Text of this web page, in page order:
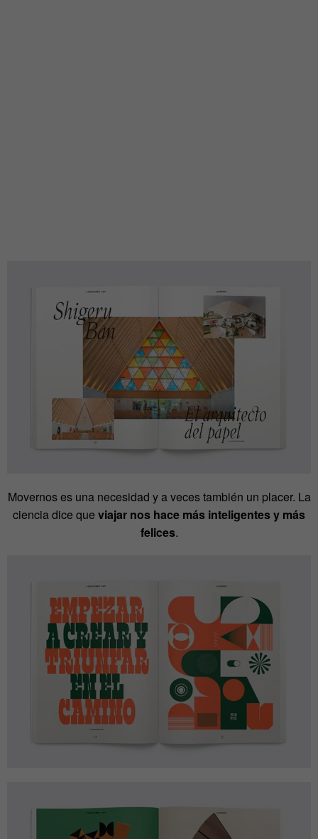
Movernos es una necesidad y a veces también un placer. La
ciencia dice que viajar nos hace más inteligentes y más
felices.